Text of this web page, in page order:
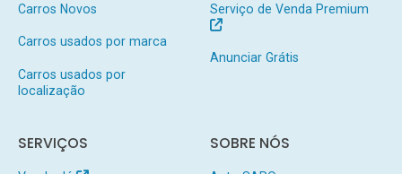
Carros Novos
Carros usados por marca
Carros usados por
localização
Serviço de Venda Premium
Anunciar Grátis
SERVIÇOS SOBRE NÓS